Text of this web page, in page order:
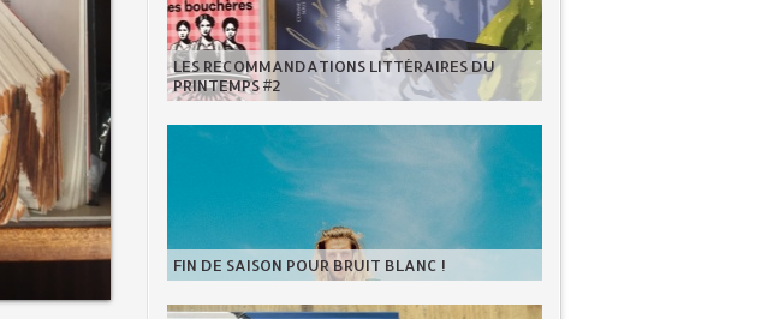
LES RECOMMANDATIONS LITTÉRAIRES DU
PRINTEMPS #2
FIN DE SAISON POUR BRUIT BLANC !